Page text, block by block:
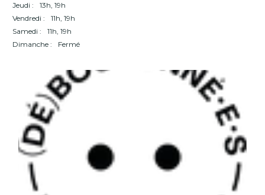
Jeudi :
13h, 19h
Vendredi :
11h, 19h
Samedi :
11h, 19h
Dimanche :
Fermé